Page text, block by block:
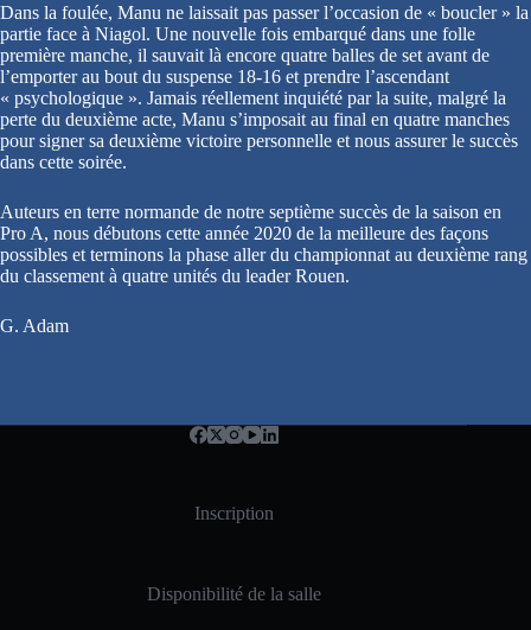
Dans la foulée, Manu ne laissait pas passer l’occasion de « boucler » la
partie face à Niagol. Une nouvelle fois embarqué dans une folle
première manche, il sauvait là encore quatre balles de set avant de
l’emporter au bout du suspense 18-16 et prendre l’ascendant
« psychologique ». Jamais réellement inquiété par la suite, malgré la
perte du deuxième acte, Manu s’imposait au final en quatre manches
pour signer sa deuxième victoire personnelle et nous assurer le succès
dans cette soirée.
Auteurs en terre normande de notre septième succès de la saison en
Pro A, nous débutons cette année 2020 de la meilleure des façons
possibles et terminons la phase aller du championnat au deuxième rang
du classement à quatre unités du leader Rouen.
G. Adam
Inscription
Disponibilité de la salle